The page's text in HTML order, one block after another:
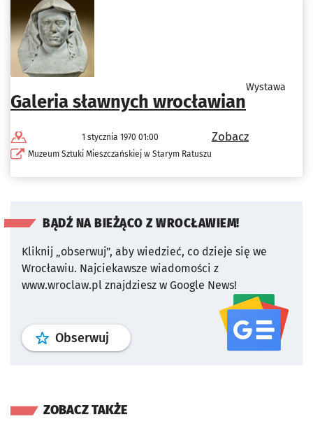
Galeria sławnych wrocławian
Wystawa
1 stycznia 1970 01:00
Muzeum Sztuki Mieszczańskiej w Starym Ratuszu
Zobacz
BĄDŹ NA BIEŻĄCO Z WROCŁAWIEM!
Kliknij „obserwuj”, aby wiedzieć, co dzieje się we
Wrocławiu. Najciekawsze wiadomości z
www.wroclaw.pl znajdziesz w Google News!
Obserwuj profil serwisu
ZOBACZ TAKŻE